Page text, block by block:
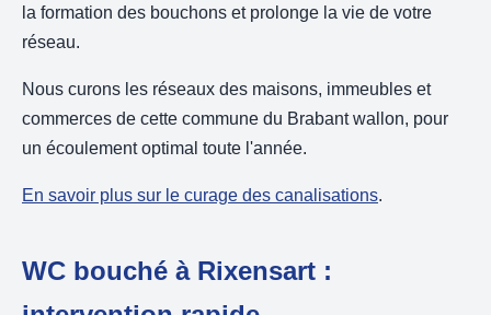
la formation des bouchons et prolonge la vie de votre
réseau.
Nous curons les réseaux des maisons, immeubles et
commerces de cette commune du Brabant wallon, pour
un écoulement optimal toute l'année.
En savoir plus sur le curage des canalisations.
WC bouché à Rixensart :